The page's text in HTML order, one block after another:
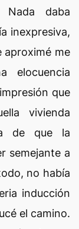
Nada daba
inexpresiva,
aproximé me
elocuencia
que
vivienda
de que la
semejante a
no había
inducción
el camino.